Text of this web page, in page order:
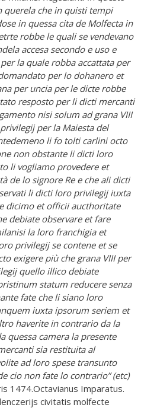
querela che in quisti tempi
in quessa cita de Molfecta in
robbe le quali se vendevano
accesa secondo e uso e
la quale robba accattata per
per lo dohanero et
per uncia per le dicte robbe
resposto per li dicti mercanti
nisi solum ad grana VIII
per la Maiesta del
li fo tolti carlini octo
non obstante li dicti loro
li vogliamo provedere et
de lo signore Re e che ali dicti
li dicti loro privilegij iuxta
dicimo et officii aucthoritate
debiate observare et fare
la loro franchigia et
privilegij se contene et se
exigere più che grana VIII per
quello illico debiate
statum reducere senza
fate che li siano loro
iuxta ipsorum seriem et
haverite in contrario da la
quessa camera la presente
sia restituita al
ad loro spese transunto
cio non fate lo contrario” (etc)
1474.Octavianus Imparatus.
civitatis molfecte